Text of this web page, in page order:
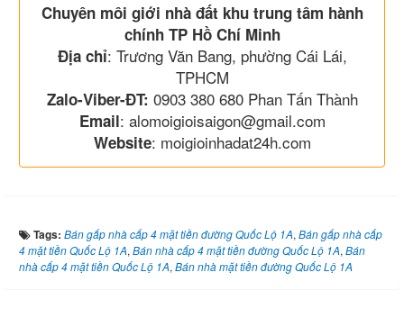
Chuyên môi giới nhà đất khu trung tâm hành
chính TP Hồ Chí Minh
Địa chỉ: Trương Văn Bang, phường Cái Lái,
TPHCM
Zalo-Viber-ĐT: 0903 380 680 Phan Tấn Thành
Email: alomoigioisaigon@gmail.com
Website: moigioinhadat24h.com
Tags: Bán gấp nhà cấp 4 mặt tiền đường Quốc Lộ 1A, Bán gấp nhà cấp
4 mặt tiền Quốc Lộ 1A, Bán nhà cấp 4 mặt tiền đường Quốc Lộ 1A, Bán
nhà cấp 4 mặt tiền Quốc Lộ 1A, Bán nhà mặt tiền đường Quốc Lộ 1A